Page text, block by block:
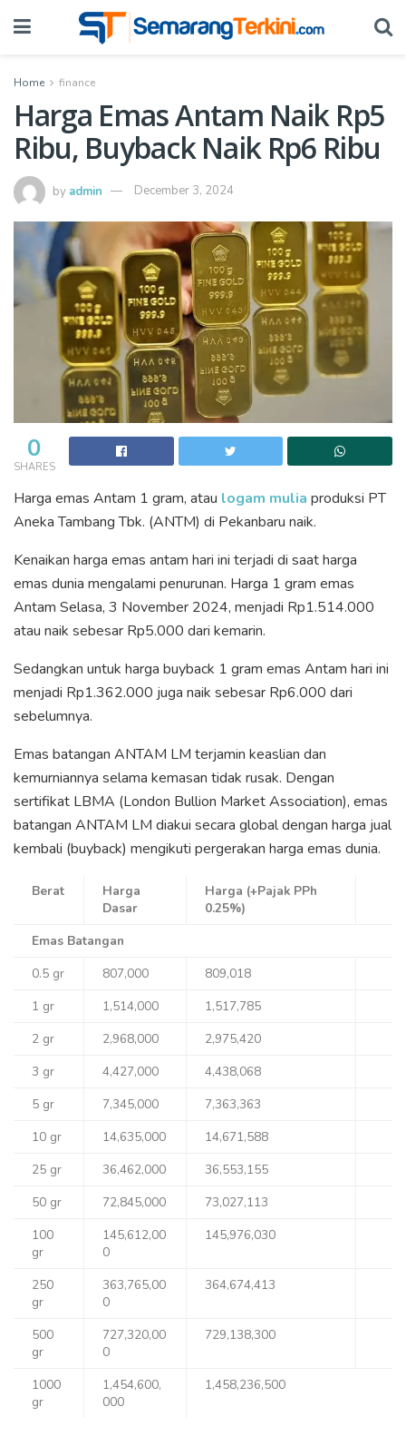
Home finance
Harga Emas Antam Naik Rp5
Ribu, Buyback Naik Rp6 Ribu
by admin December 3, 2024
0
SHARES
Harga emas Antam 1 gram, atau logam mulia produksi PT
Aneka Tambang Tbk. (ANTM) di Pekanbaru naik.
Kenaikan harga emas antam hari ini terjadi di saat harga
emas dunia mengalami penurunan. Harga 1 gram emas
Antam Selasa, 3 November 2024, menjadi Rp1.514.000
atau naik sebesar Rp5.000 dari kemarin.
Sedangkan untuk harga buyback 1 gram emas Antam hari ini
menjadi Rp1.362.000 juga naik sebesar Rp6.000 dari
sebelumnya.
Emas batangan ANTAM LM terjamin keaslian dan
kemurniannya selama kemasan tidak rusak. Dengan
sertifikat LBMA (London Bullion Market Association), emas
batangan ANTAM LM diakui secara global dengan harga jual
kembali (buyback) mengikuti pergerakan harga emas dunia.
Berat
Harga
Dasar
Harga (+Pajak PPh
0.25%)
Emas Batangan
0.5 gr
807,000
809,018
1 gr
1,514,000
1,517,785
2 gr
2,968,000
2,975,420
3 gr
4,427,000
4,438,068
5 gr
7,345,000
7,363,363
10 gr
14,635,000
14,671,588
25 gr
36,462,000
36,553,155
50 gr
72,845,000
73,027,113
100
gr
145,612,00
0
145,976,030
250
gr
363,765,00
0
364,674,413
500
gr
727,320,00
0
729,138,300
1000
gr
1,454,600,
000
1,458,236,500